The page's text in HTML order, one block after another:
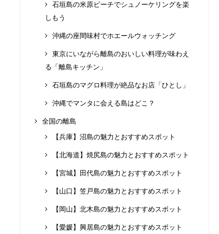
石垣島の米原ビーチでシュノーケリングを楽
しもう
沖縄の座間味村でホエールウォッチング
東京にいながら離島のおいしい料理が味わえ
る「離島キッチン」
石垣島のマグロ料理が絶品なお店「ひとし」
沖縄でマンタに会える島はどこ？
全国の離島
【兵庫】沼島の魅力とおすすめスポット
【北海道】焼尻島の魅力とおすすめスポット
【宮城】田代島の魅力とおすすめスポット
【山口】笠戸島の魅力とおすすめスポット
【岡山】北木島の魅力とおすすめスポット
【愛媛】興居島の魅力とおすすめスポット